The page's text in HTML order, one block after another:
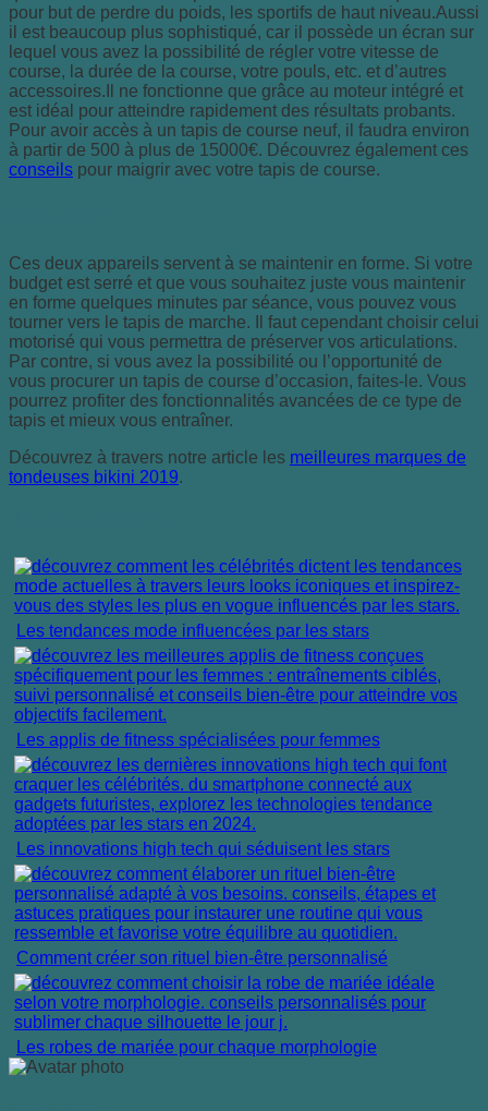
pour but de perdre du poids, les sportifs de haut niveau.Aussi
il est beaucoup plus sophistiqué, car il possède un écran sur
lequel vous avez la possibilité de régler votre vitesse de
course, la durée de la course, votre pouls, etc. et d’autres
accessoires.Il ne fonctionne que grâce au moteur intégré et
est idéal pour atteindre rapidement des résultats probants.
Pour avoir accès à un tapis de course neuf, il faudra environ
à partir de 500 à plus de 15000€. Découvrez également ces
conseils pour maigrir avec votre tapis de course.
Ces deux appareils servent à se maintenir en forme. Si votre
budget est serré et que vous souhaitez juste vous maintenir
en forme quelques minutes par séance, vous pouvez vous
tourner vers le tapis de marche. Il faut cependant choisir celui
motorisé qui vous permettra de préserver vos articulations.
Par contre, si vous avez la possibilité ou l’opportunité de
vous procurer un tapis de course d’occasion, faites-le. Vous
pourrez profiter des fonctionnalités avancées de ce type de
tapis et mieux vous entraîner.
Découvrez à travers notre article les meilleures marques de
tondeuses bikini 2019.
Les tendances mode influencées par les stars
Les applis de fitness spécialisées pour femmes
Les innovations high tech qui séduisent les stars
Comment créer son rituel bien-être personnalisé
Les robes de mariée pour chaque morphologie